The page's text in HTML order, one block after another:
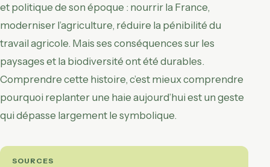
et politique de son époque : nourrir la France,
moderniser l’agriculture, réduire la pénibilité du
travail agricole. Mais ses conséquences sur les
paysages et la biodiversité ont été durables.
Comprendre cette histoire, c’est mieux comprendre
pourquoi replanter une haie aujourd’hui est un geste
qui dépasse largement le symbolique.
SOURCES